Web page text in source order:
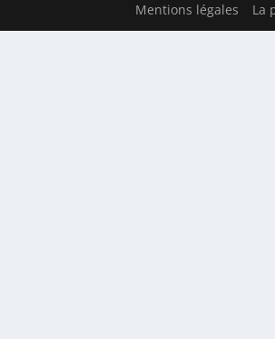
Mentions légales La